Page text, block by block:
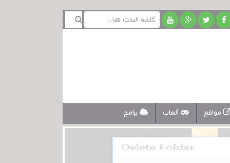
مواقع ألعاب برامج